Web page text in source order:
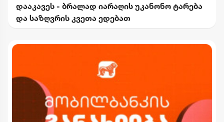
დააკავეს - ბრალად იარაღის უკანონო ტარება
და საზღვრის კვეთა ედებათ